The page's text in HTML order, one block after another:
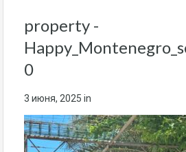
property -
0
3 июня, 2025 in